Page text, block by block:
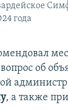
года
об
, а также